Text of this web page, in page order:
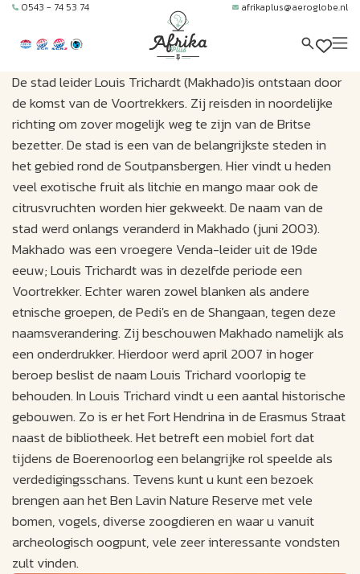
0543 - 74 53 74 afrikaplus@aeroglobe.nl
De stad leider Louis Trichardt (Makhado)is ontstaan door
de komst van de Voortrekkers. Zij reisden in noordelijke
richting om zover mogelijk weg te zijn van de Britse
bezetter. De stad is een van de belangrijkste steden in
het gebied rond de Soutpansbergen. Hier vindt u heden
veel exotische fruit als litchie en mango maar ook de
citrusvruchten worden hier gekweekt. De naam van de
stad werd onlangs veranderd in Makhado (juni 2003).
Makhado was een vroegere Venda-leider uit de 19de
eeuw; Louis Trichardt was in dezelfde periode een
Voortrekker. Echter waren zowel blanken als andere
etnische groepen, de Pedi's en de Shangaan, tegen deze
naamsverandering. Zij beschouwen Makhado namelijk als
een onderdrukker. Hierdoor werd april 2007 in hoger
beroep beslist de naam Louis Trichard voorlopig te
behouden. In Louis Trichard vindt u een aantal historische
gebouwen. Zo is er het Fort Hendrina in de Erasmus Straat
naast de bibliotheek. Het betreft een mobiel fort dat
tijdens de Boerenoorlog een belangrijke rol speelde als
verdedigingsschans. Tevens kunt u kunt een bezoek
brengen aan het Ben Lavin Nature Reserve met vele
bomen, vogels, diverse zoogdieren en waar u vanuit
archeologisch oogpunt, vele zeer interessante vondsten
zult vinden.